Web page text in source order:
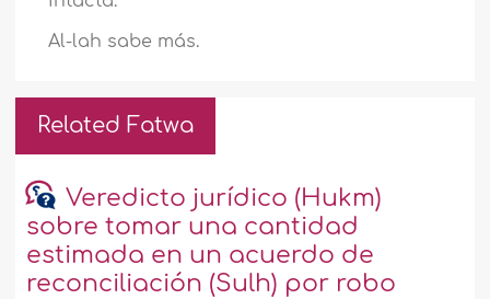
Al-lah sabe más.
Related Fatwa
Veredicto jurídico (Hukm)
sobre tomar una cantidad
estimada en un acuerdo de
reconciliación (Sulh) por robo